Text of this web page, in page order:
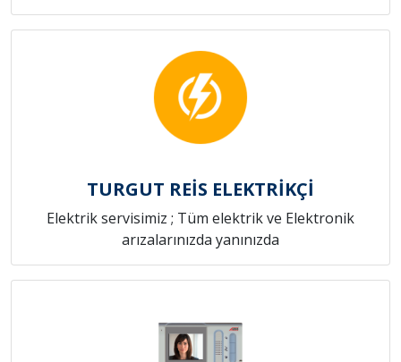
TURGUT REİS ELEKTRİKÇİ
Elektrik servisimiz ; Tüm elektrik ve Elektronik
arızalarınızda yanınızda